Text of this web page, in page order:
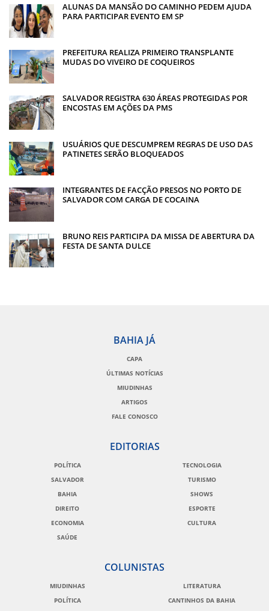
ALUNAS DA MANSÃO DO CAMINHO PEDEM AJUDA
PARA PARTICIPAR EVENTO EM SP
PREFEITURA REALIZA PRIMEIRO TRANSPLANTE
MUDAS DO VIVEIRO DE COQUEIROS
SALVADOR REGISTRA 630 ÁREAS PROTEGIDAS POR
ENCOSTAS EM AÇÕES DA PMS
USUÁRIOS QUE DESCUMPREM REGRAS DE USO DAS
PATINETES SERÃO BLOQUEADOS
INTEGRANTES DE FACÇÃO PRESOS NO PORTO DE
SALVADOR COM CARGA DE COCAINA
BRUNO REIS PARTICIPA DA MISSA DE ABERTURA DA
FESTA DE SANTA DULCE
BAHIA JÁ
CAPA
ÚLTIMAS NOTÍCIAS
MIUDINHAS
ARTIGOS
FALE CONOSCO
EDITORIAS
POLÍTICA
SALVADOR
BAHIA
DIREITO
ECONOMIA
SAÚDE
TECNOLOGIA
TURISMO
SHOWS
ESPORTE
CULTURA
COLUNISTAS
MIUDINHAS
POLÍTICA
LITERATURA
CANTINHOS DA BAHIA